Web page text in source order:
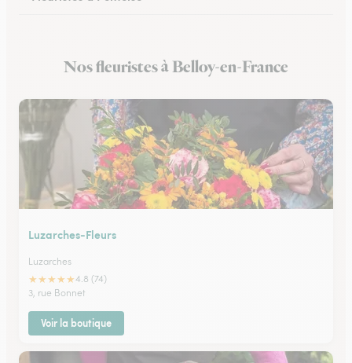
Fleuristes à Luzarches
Nos fleuristes à Belloy-en-France
Luzarches-Fleurs
Luzarches
★★★★★4.8 (74)
3, rue Bonnet
Voir la boutique